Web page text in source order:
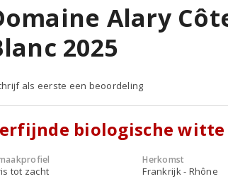
Alary
2025
als eerste een beoordeling
biologische witte
tot zacht
Herkomst
Frankrijk - Rhône